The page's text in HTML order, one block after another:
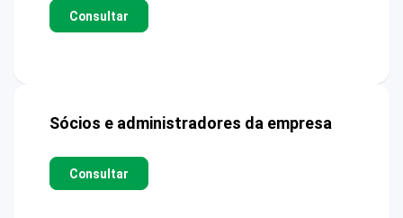
Consultar
Sócios e administradores da empresa
Consultar